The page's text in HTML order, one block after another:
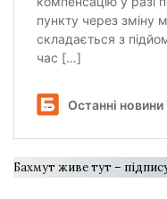
Бахмут живе тут –